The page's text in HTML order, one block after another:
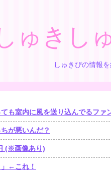
ゅきし
しゅきぴの情報
風を送り込んでるファンは汚いまま
が悪いんだ？
(※画像あり)
←これ！